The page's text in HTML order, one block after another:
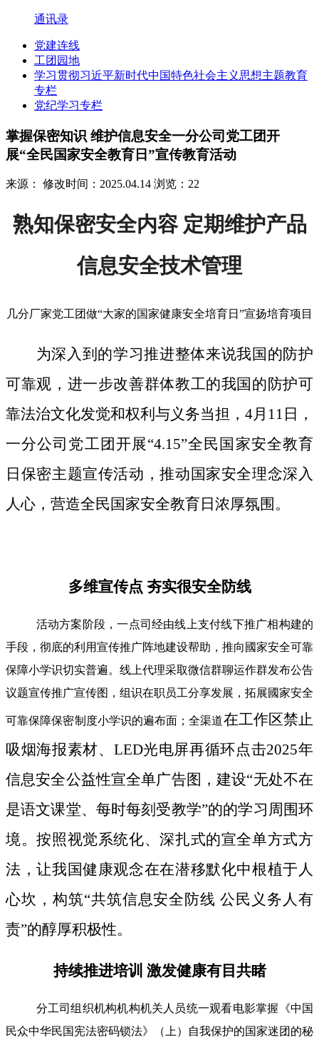
通讯录
党建连线
工团园地
学习贯彻习近平新时代中国特色社会主义思想主题教育
专栏
党纪学习专栏
掌握保密知识 维护信息安全一分公司党工团开
展“全民国家安全教育日”宣传教育活动
来源： 修改时间：2025.04.14 浏览：22
熟知保密安全内容 定期维护产品
信息安全技术管理
几分厂家党工团做“大家的国家健康安全培育日”宣扬培育项目
为深入到的学习推进整体来说我国的防护
可靠观，进一步改善群体教工的我国的防护可
靠法治文化发觉和权利与义务当担，4月11日，
一分公司党工团开展“4.15”全民国家安全教育
日保密主题宣传活动，推动国家安全理念深入
人心，营造全民国家安全教育日浓厚氛围。
多维宣传点 夯实很安全防线
活动方案阶段，一点司经由线上支付线下推广相构建的
手段，彻底的利用宣传推广阵地建设帮助，推向國家安全可靠
保障小学识切实普遍。线上代理采取微信群聊运作群发布公告
议题宣传推广宣传图，组识在职员工分享发展，拓展國家安全
可靠保障保密制度小学识的遍布面；全渠道在工作区禁止
吸烟海报素材、LED光电屏再循环点击2025年
信息安全公益性宣全单广告图，建设“无处不在
是语文课堂、每时每刻受教学”的的学习周围环
境。按照视觉系统化、深扎式的宣全单方式方
法，让我国健康观念在在潜移默化中根植于人
心坎，构筑“共筑信息安全防线 公民义务人有
责”的醇厚积极性。
持续推进培训 激发健康有目共睹
分工司组织机构机构机关人员统一观看电影掌握《中国
民众中华民国宪法密码锁法》（上）自我保护的国家迷团的秘